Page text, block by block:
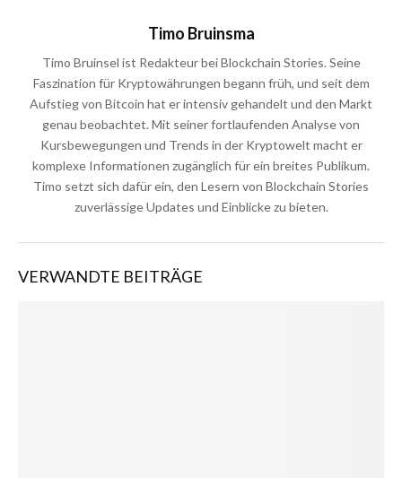
Timo Bruinsma
Timo Bruinsel ist Redakteur bei Blockchain Stories. Seine
Faszination für Kryptowährungen begann früh, und seit dem
Aufstieg von Bitcoin hat er intensiv gehandelt und den Markt
genau beobachtet. Mit seiner fortlaufenden Analyse von
Kursbewegungen und Trends in der Kryptowelt macht er
komplexe Informationen zugänglich für ein breites Publikum.
Timo setzt sich dafür ein, den Lesern von Blockchain Stories
zuverlässige Updates und Einblicke zu bieten.
VERWANDTE BEITRÄGE